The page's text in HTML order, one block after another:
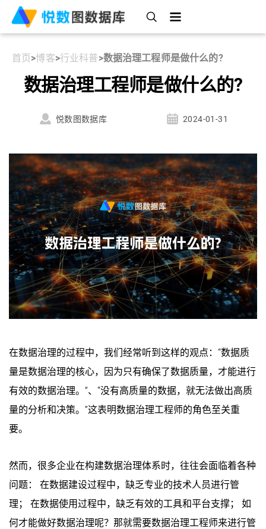
首页>博客>行业科普>数据治理工程师是做什么的?
数据治理工程师是做什么的?
悦数图数据库 2024-01-31
在数据治理的过程中，我们经常听到这样的观点：“数据质
量是数据治理的核心，因为只有确保了数据质量，才能进行
有效的数据治理。”、“没有高质量的数据，就无法做出高质
量的分析和决策。”这表明数据治理工程师的角色至关重
要。
然而，很多企业在构建数据治理体系时，往往会面临着各种
问题： 在数据建设过程中，缺乏专业的技术人员进行管
理； 在数据使用过程中，缺乏有效的工具和平台支撑； 如
何才能做好数据治理呢？那就需要数据治理工程师来进行管